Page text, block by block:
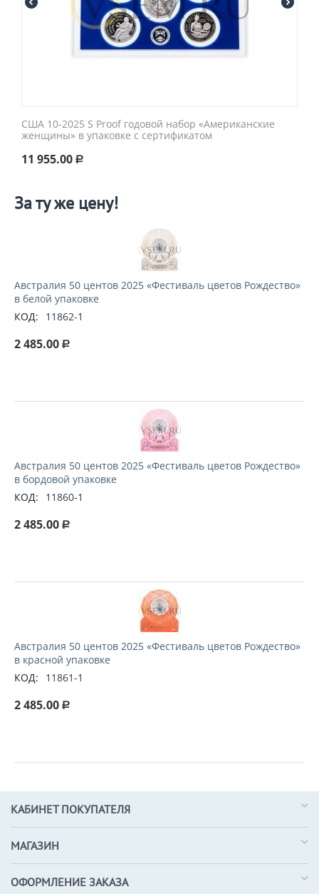
США 10-2025 S Proof годовой набор «Американские
женщины» в упаковке с сертификатом
11 955.00 Р
За ту же цену!
Австралия 50 центов 2025 «Фестиваль цветов Рождество»
в белой упаковке
КОД:
11862-1
2 485.00 Р
Австралия 50 центов 2025 «Фестиваль цветов Рождество»
в бордовой упаковке
КОД:
11860-1
2 485.00 Р
Австралия 50 центов 2025 «Фестиваль цветов Рождество»
в красной упаковке
КОД:
11861-1
2 485.00 Р
КАБИНЕТ ПОКУПАТЕЛЯ
МАГАЗИН
ОФОРМЛЕНИЕ ЗАКАЗА